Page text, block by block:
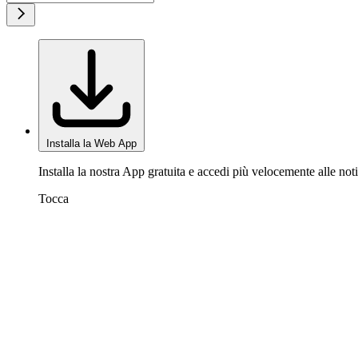
Installa la Web App
Installa la nostra App gratuita e accedi più velocemente alle
Tocca